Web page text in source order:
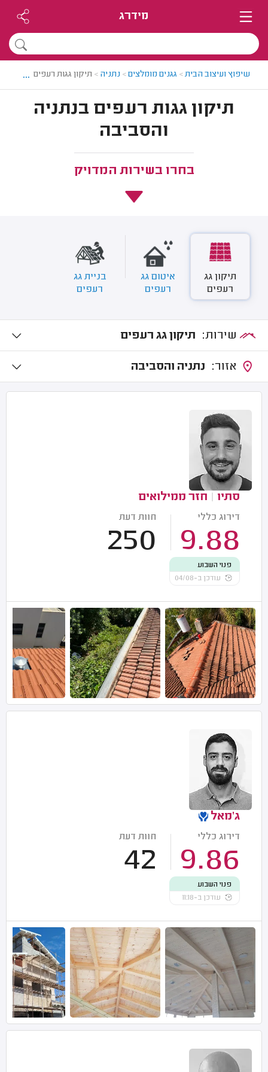
מידרג
שיפוץ ועיצוב הבית> גגנים מומלצים> נתניה > תיקון גגות רעפים בנתניה
...
תיקון גגות רעפים בנתניה
והסביבה
בחרו בשירות המדויק
תיקון גג
רעפים
איטום גג
רעפים
בניית גג
רעפים
תיקון גג רעפים
נתניה והסביבה
סתיו חזר ממילואים
דירוג כללי
9.88
חוות דעת
250
פנוי השבוע
עודכן ב-04/08
ג'מאל
דירוג כללי
9.86
חוות דעת
42
פנוי השבוע
עודכן ב-11:18